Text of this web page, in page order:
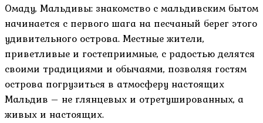
Омаду, Мальдивы: знакомство с мальдивским бытом
начинается с первого шага на песчаный берег этого
удивительного острова. Местные жители,
приветливые и гостеприимные, с радостью делятся
своими традициями и обычаями, позволяя гостям
острова погрузиться в атмосферу настоящих
Мальдив – не глянцевых и отретушированных, а
живых и настоящих.